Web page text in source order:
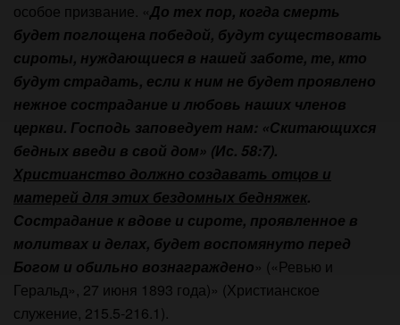
особое призвание. «До тех пор, когда смерть
будет поглощена победой, будут существовать
сироты, нуждающиеся в нашей заботе, те, кто
будут страдать, если к ним не будет проявлено
нежное сострадание и любовь наших членов
церкви. Господь заповедует нам: «Скитающихся
бедных введи в свой дом» (Ис. 58:7).
Христианство должно создавать отцов и
матерей для этих бездомных бедняжек.
Сострадание к вдове и сироте, проявленное в
молитвах и делах, будет воспомянуто перед
Богом и обильно вознаграждено» («Ревью и
Геральд», 27 июня 1893 года)» (Христианское
служение, 215.5-216.1).